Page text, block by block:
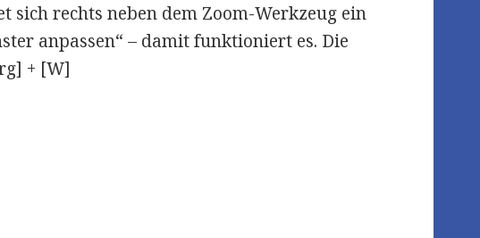
sich rechts neben dem Zoom-Werkzeug ein
anpassen“ – damit funktioniert es. Die
+ [W]